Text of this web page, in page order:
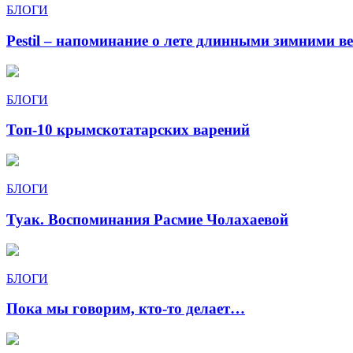
БЛОГИ
Pestil – напоминание о лете длинными зимними
БЛОГИ
Топ-10 крымскотатарских варений
БЛОГИ
Туак. Воспоминания Расмие Чолахаевой
БЛОГИ
Пока мы говорим, кто-то делает…